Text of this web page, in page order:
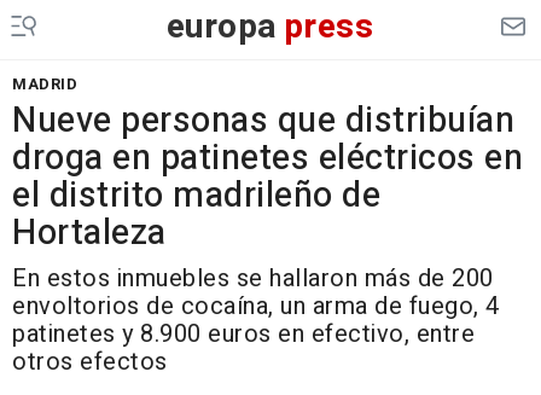
europa press
MADRID
Nueve personas que distribuían
droga en patinetes eléctricos en
el distrito madrileño de
Hortaleza
En estos inmuebles se hallaron más de 200
envoltorios de cocaína, un arma de fuego, 4
patinetes y 8.900 euros en efectivo, entre
otros efectos